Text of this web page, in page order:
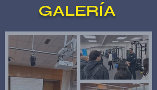
GALERÍA